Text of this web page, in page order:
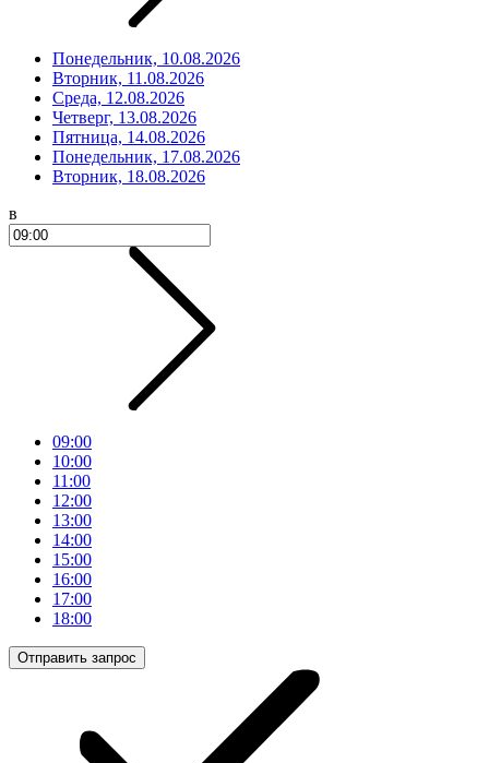
Понедельник, 10.08.2026
Вторник, 11.08.2026
Среда, 12.08.2026
Четверг, 13.08.2026
Пятница, 14.08.2026
Понедельник, 17.08.2026
Вторник, 18.08.2026
в
09:00
10:00
11:00
12:00
13:00
14:00
15:00
16:00
17:00
18:00
Отправить запрос